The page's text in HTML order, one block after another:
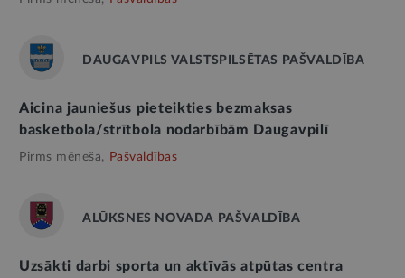
DAUGAVPILS VALSTSPILSĒTAS PAŠVALDĪBA
Aicina jauniešus pieteikties bezmaksas
basketbola/strītbola nodarbībām Daugavpilī
Pirms mēneša, Pašvaldības
ALŪKSNES NOVADA PAŠVALDĪBA
Uzsākti darbi sporta un aktīvās atpūtas centra